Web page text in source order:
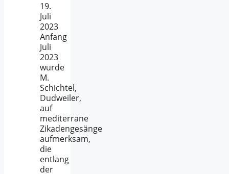
19.
Juli
2023
Anfang
Juli
2023
wurde
M.
Schichtel,
Dudweiler,
auf
mediterrane
Zikadengesänge
aufmerksam,
die
entlang
der